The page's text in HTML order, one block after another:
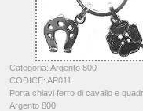
Categoria: Argento 800
CODICE: AP011
Porta chiavi ferro di cavallo e
Argento 800